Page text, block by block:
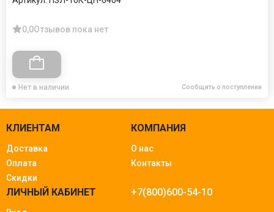
0,0Отзывов пока нет
Нет в наличии Сообщить о поступлении
КЛИЕНТАМ
Доставка
Оплата
Скидки
КОМПАНИЯ
О нас
Контакты
ЛИЧНЫЙ КАБИНЕТ +7(800)600-54-10